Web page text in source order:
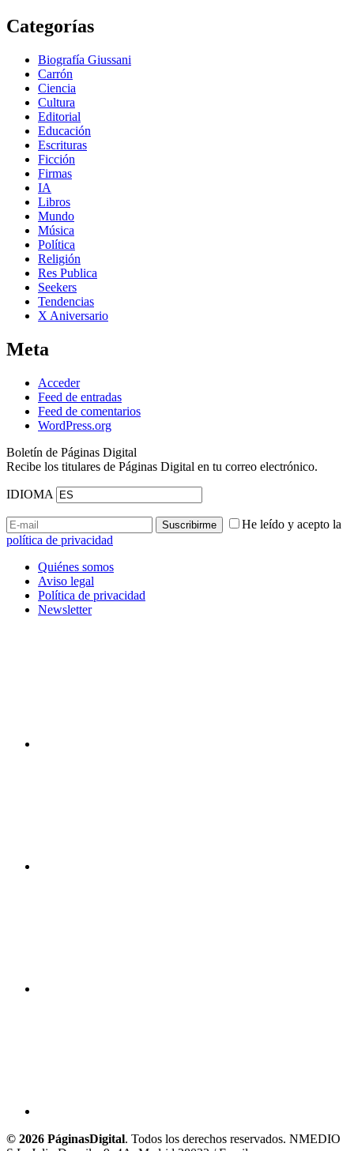
Categorías
Biografía Giussani
Carrón
Ciencia
Cultura
Editorial
Educación
Escrituras
Ficción
Firmas
IA
Libros
Mundo
Música
Política
Religión
Res Publica
Seekers
Tendencias
X Aniversario
Meta
Acceder
Feed de entradas
Feed de comentarios
WordPress.org
Boletín de Páginas Digital
Recibe los titulares de Páginas Digital en tu correo electrónico.
IDIOMA
He leído y acepto la
política de privacidad
Quiénes somos
Aviso legal
Política de privacidad
Newsletter
© 2026 PáginasDigital. Todos los derechos reservados. NMEDIO